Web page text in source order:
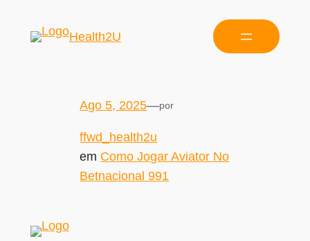
Health2U
Ago 5, 2025—por
ffwd_health2u
em Como Jogar Aviator No
Betnacional 991